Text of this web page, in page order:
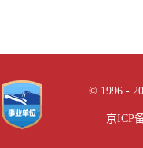
© 1996 -
京ICP